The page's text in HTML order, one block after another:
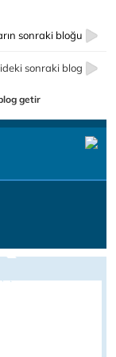
sonraki bloğu
sonraki blog
getir